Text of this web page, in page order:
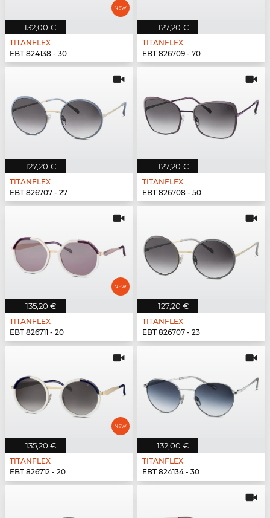
132,00 €
TITANFLEX
EBT 824138 - 30
127,20 €
TITANFLEX
EBT 826709 - 70
127,20 €
TITANFLEX
EBT 826707 - 27
127,20 €
TITANFLEX
EBT 826708 - 50
135,20 €
TITANFLEX
EBT 826711 - 20
127,20 €
TITANFLEX
EBT 826707 - 23
135,20 €
TITANFLEX
EBT 826712 - 20
132,00 €
TITANFLEX
EBT 824134 - 30